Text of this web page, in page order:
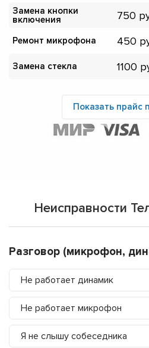
Замена кнопки
включения
750
Ремонт микрофона 450
Замена стекла 1100
Показать прайс
Неисправности
Разговор (микрофон,
Не работает динамик
Не работает микрофон
Я не слышу собеседника